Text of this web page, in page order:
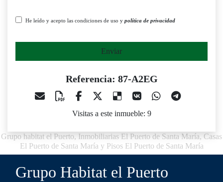
He leído y acepto las condiciones de uso y política de privacidad
Enviar
Referencia: 87-A2EG
Visitas a este inmueble: 9
Grupo habitat el Puerto, Inmobiliarias El Puerto de Santa María, Casas
El Puerto de Santa María y Pisos El Puerto de Santa María
Grupo Habitat el Puerto